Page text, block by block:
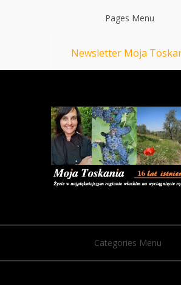
Pages Menu
Newsletter Moja
Categories Menu